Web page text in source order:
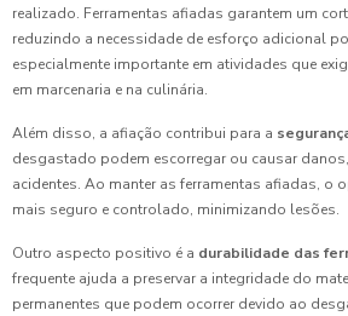
realizado. Ferramentas afiadas garantem um
reduzindo a necessidade de esforço adicional
especialmente importante em atividades que
em marcenaria e na culinária.
Além disso, a afiação contribui para a
desgastado podem escorregar ou causar
acidentes. Ao manter as ferramentas afiadas, o
mais seguro e controlado, minimizando lesões.
Outro aspecto positivo é a durabilidade das
frequente ajuda a preservar a integridade do
permanentes que podem ocorrer devido ao